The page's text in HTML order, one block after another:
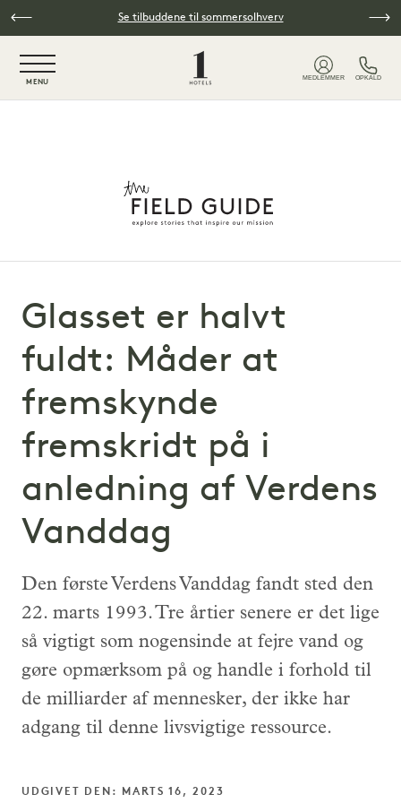
Spring til hovedindholdSe tilbuddene til sommersolhverv
MENU
MEDLEMMER OPKALD
Glasset er halvt
fuldt: Måder at
fremskynde
fremskridt på i
anledning af Verdens
Vanddag
Den første Verdens Vanddag fandt sted den
22. marts 1993. Tre årtier senere er det lige
så vigtigt som nogensinde at fejre vand og
gøre opmærksom på og handle i forhold til
de milliarder af mennesker, der ikke har
adgang til denne livsvigtige ressource.
UDGIVET DEN: MARTS 16, 2023